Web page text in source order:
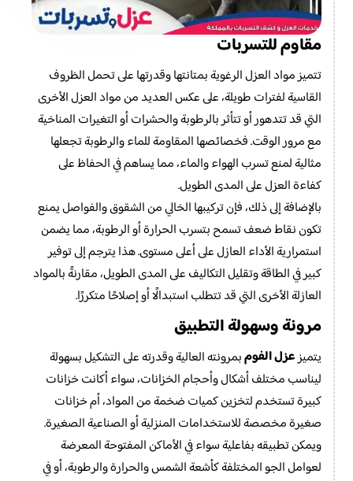
مقاوم للتسربات
تتميز مواد العزل الرغوية بمتانتها وقدرتها على تحمل الظروف
القاسية لفترات طويلة، على عكس العديد من مواد العزل الأخرى
التي قد تتدهور أو تتأثر بالرطوبة والحشرات أو التغيرات المناخية
مع مرور الوقت. فخصائصها المقاومة للماء والرطوبة تجعلها
مثالية لمنع تسرب الهواء والماء، مما يساهم في الحفاظ على
كفاءة العزل على المدى الطويل.
بالإضافة إلى ذلك، فإن تركيبها الخالي من الشقوق والفواصل يمنع
تكون نقاط ضعف تسمح بتسرب الحرارة أو الرطوبة، مما يضمن
استمرارية الأداء العازل على أعلى مستوى. هذا يترجم إلى توفير
كبير في الطاقة وتقليل التكاليف على المدى الطويل، مقارنةً بالمواد
العازلة الأخرى التي قد تتطلب استبدالًا أو إصلاحًا متكررًا.
مرونة وسهولة التطبيق
يتميزعزل الفومبمرونته العالية وقدرته على التشكيل بسهولة
ليناسب مختلف أشكال وأحجام الخزانات، سواء أكانت خزانات
كبيرة تستخدم لتخزين كميات ضخمة من المواد، أم خزانات
صغيرة مخصصة للاستخدامات المنزلية أو الصناعية الصغيرة.
ويمكن تطبيقه بفاعلية سواء في الأماكن المفتوحة المعرضة
لعوامل الجو المختلفة كأشعة الشمس والحرارة والرطوبة، أو في